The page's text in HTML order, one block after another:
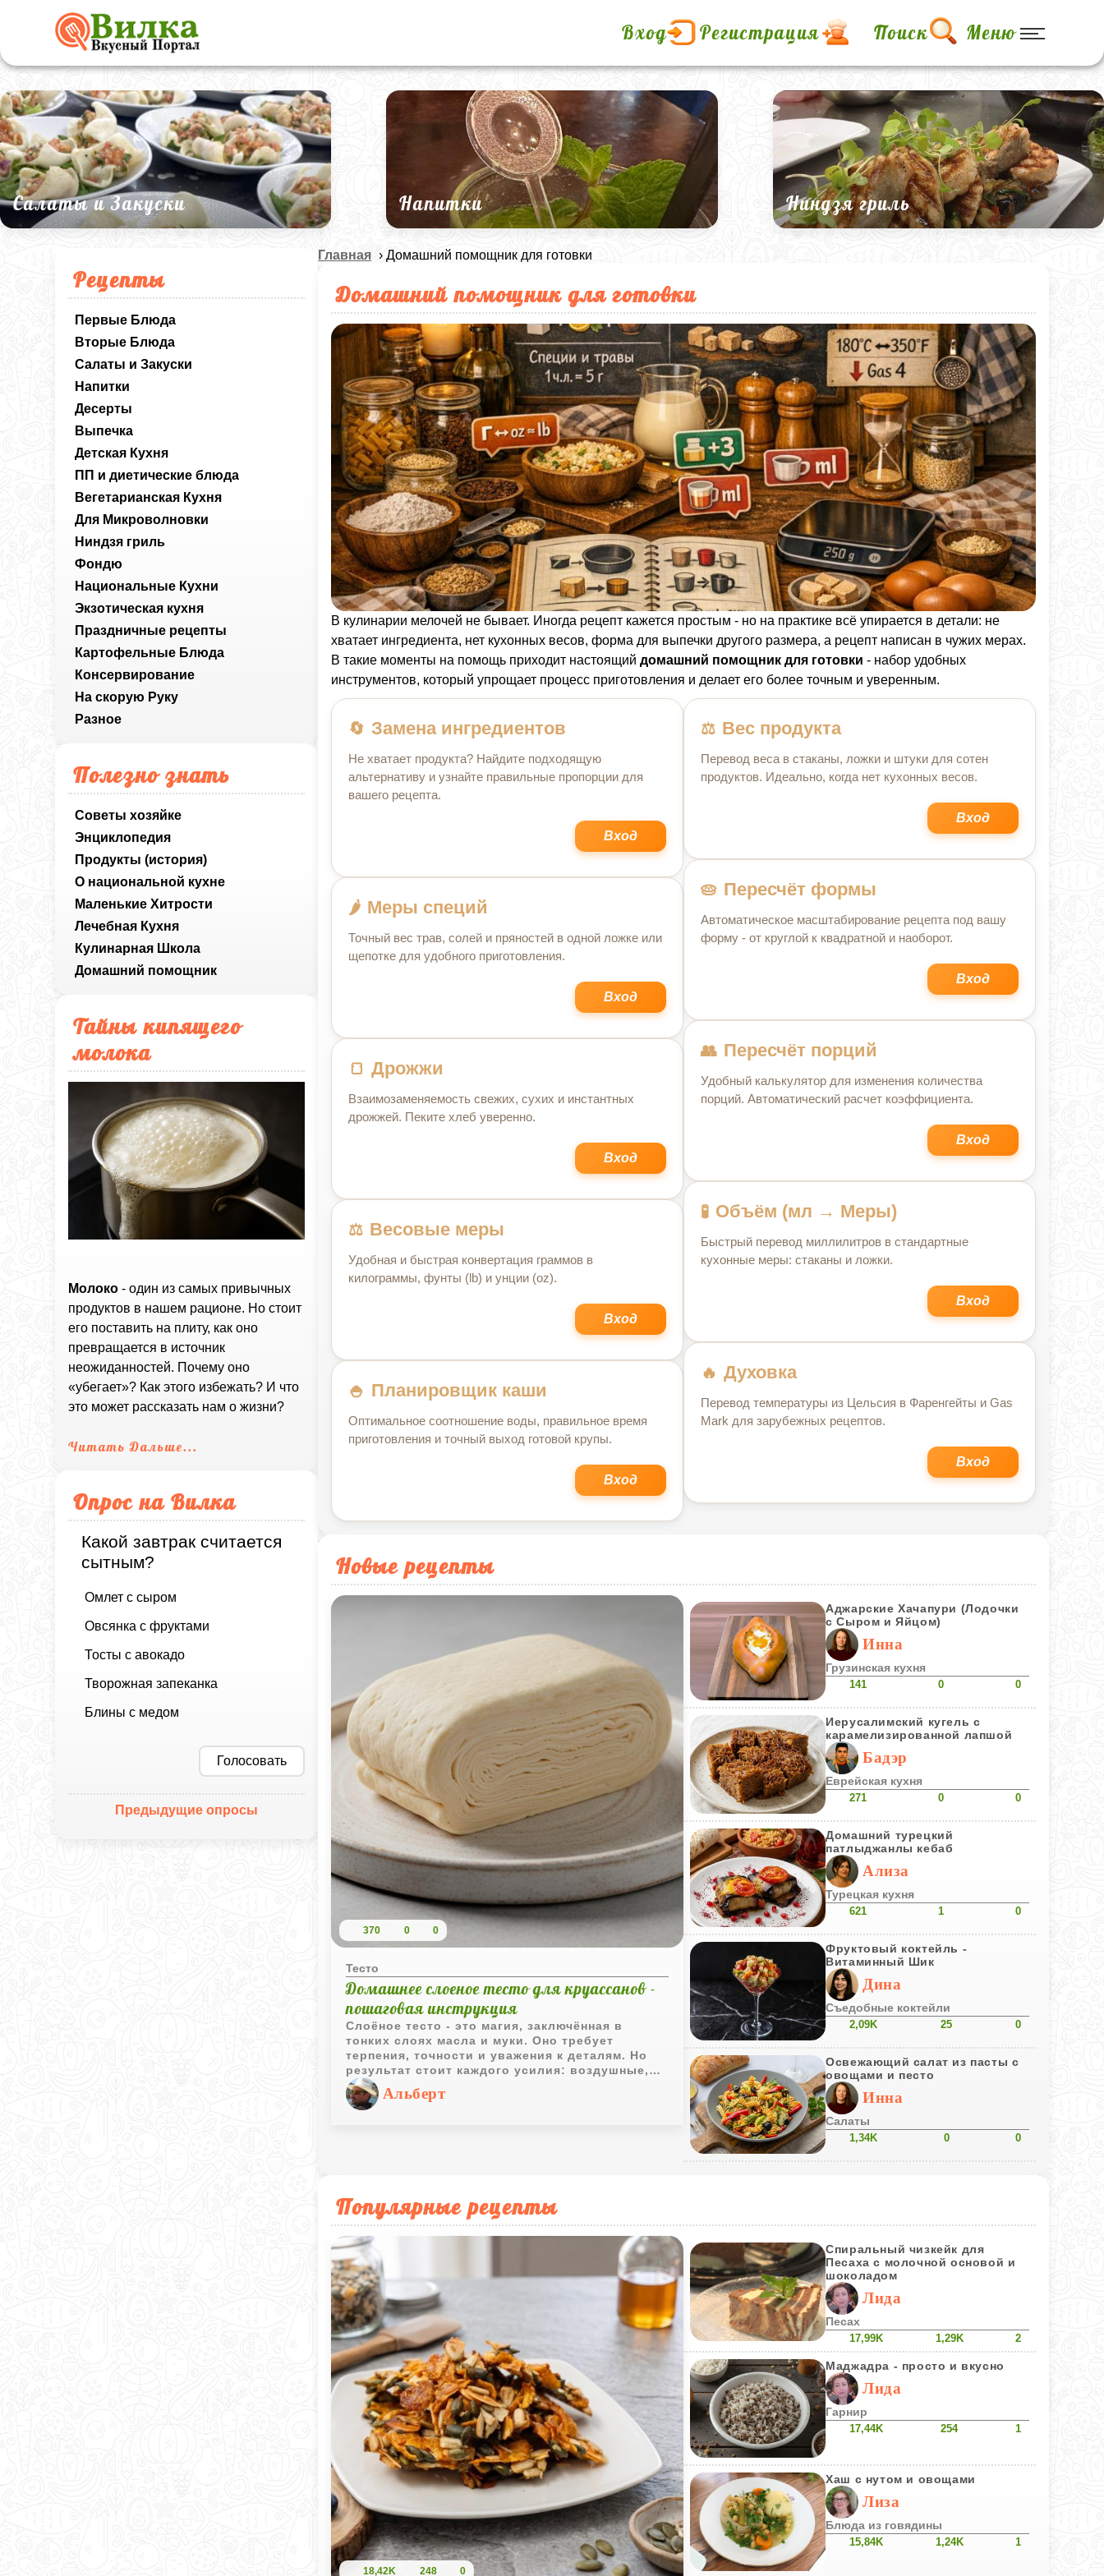
Вход Регистрация Поиск Меню
Салаты и Закуски Напитки Ниндзя гриль
Рецепты
Первые Блюда
Вторые Блюда
Салаты и Закуски
Напитки
Десерты
Выпечка
Детская Кухня
ПП и диетические блюда
Вегетарианская Кухня
Для Микроволновки
Ниндзя гриль
Фондю
Национальные Кухни
Экзотическая кухня
Праздничные рецепты
Картофельные Блюда
Консервирование
На скорую Руку
Разное
Полезно знать
Советы хозяйке
Энциклопедия
Продукты (история)
О национальной кухне
Маленькие Хитрости
Лечебная Кухня
Кулинарная Школа
Домашний помощник
Тайны кипящего
молока
Молоко - один из самых привычных
продуктов в нашем рационе. Но стоит
его поставить на плиту, как оно
превращается в источник
неожиданностей. Почему оно
«убегает»? Как этого избежать? И что
это может рассказать нам о жизни?
Читать Дальше...
Опрос на Вилка
Какой завтрак считается
сытным?
Омлет с сыром
Овсянка с фруктами
Тосты с авокадо
Творожная запеканка
Блины с медом
Голосовать
Предыдущие опросы
Главная › Домашний помощник для готовки
Домашний помощник для готовки
В кулинарии мелочей не бывает. Иногда рецепт кажется простым - но на практике всё упирается в детали: не
хватает ингредиента, нет кухонных весов, форма для выпечки другого размера, а рецепт написан в чужих мерах.
В такие моменты на помощь приходит настоящийдомашний помощник для готовки - набор удобных
инструментов, который упрощает процесс приготовления и делает его более точным и уверенным.
Замена ингредиентов
Не хватает продукта? Найдите подходящую
альтернативу и узнайте правильные пропорции для
вашего рецепта.
Вход
Меры специй
Точный вес трав, солей и пряностей в одной ложке или
щепотке для удобного приготовления.
Вход
Дрожжи
Взаимозаменяемость свежих, сухих и инстантных
дрожжей. Пеките хлеб уверенно.
Вход
Весовые меры
Удобная и быстрая конвертация граммов в
килограммы, фунты (lb) и унции (oz).
Вход
Планировщик каши
Оптимальное соотношение воды, правильное время
приготовления и точный выход готовой крупы.
Вход
Вес продукта
Перевод веса в стаканы, ложки и штуки для сотен
продуктов. Идеально, когда нет кухонных весов.
Вход
Пересчёт формы
Автоматическое масштабирование рецепта под вашу
форму - от круглой к квадратной и наоборот.
Вход
Пересчёт порций
Удобный калькулятор для изменения количества
порций. Автоматический расчет коэффициента.
Вход
Объём (мл → Меры)
Быстрый перевод миллилитров в стандартные
кухонные меры: стаканы и ложки.
Вход
Духовка
Перевод температуры из Цельсия в Фаренгейты и Gas
Mark для зарубежных рецептов.
Вход
Новые рецепты
370 0 0
Тесто
Домашнее слоеное тесто для круассанов -
пошаговая инструкция
Слоёное тесто - это магия, заключённая в
тонких слоях масла и муки. Оно требует
терпения, точности и уважения к деталям. Но
результат стоит каждого усилия: воздушные,
хрустящие круассаны с насыщенным вкусом,
которые невозможно сравнить с магазинными
аналогами. В этом рецепте я покажу, как шаг за
Альберт
Аджарские Хачапури (Лодочки
с Сыром и Яйцом)
Инна
Грузинская кухня
141 0 0
Иерусалимский кугель с
карамелизированной лапшой
Бадэр
Еврейская кухня
271 0 0
Домашний турецкий
патлыджанлы кебаб
Ализа
Турецкая кухня
621 1 0
Фруктовый коктейль -
Витаминный Шик
Дина
Съедобные коктейли
2,09K 25 0
Освежающий салат из пасты с
овощами и песто
Инна
Салаты
1,34K 0 0
Популярные рецепты
18,42K 248 0
Спиральный чизкейк для
Песаха с молочной основой и
шоколадом
Лида
Песах
17,99K 1,29K 2
Маджадра - просто и вкусно
Лида
Гарнир
17,44K 254 1
Хаш с нутом и овощами
Лиза
Блюда из говядины
15,84K 1,24K 1